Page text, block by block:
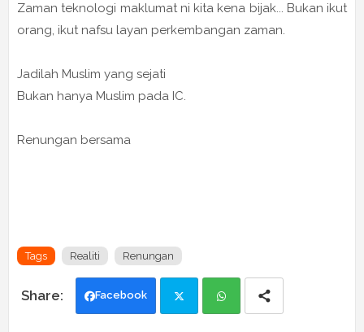
Zaman teknologi maklumat ni kita kena bijak... Bukan ikut
orang, ikut nafsu layan perkembangan zaman.
Jadilah Muslim yang sejati
Bukan hanya Muslim pada IC.
Renungan bersama
Tags Realiti Renungan
Facebook